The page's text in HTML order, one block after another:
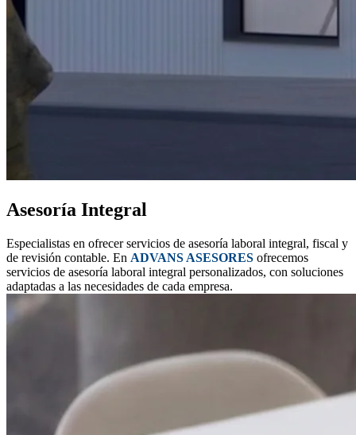
Asesoría Integral
Especialistas en ofrecer servicios de asesoría laboral integral, fiscal y
de revisión contable. En ADVANS ASESORES ofrecemos
servicios de asesoría laboral integral personalizados, con soluciones
adaptadas a las necesidades de cada empresa.